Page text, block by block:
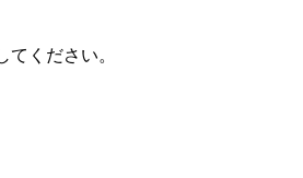
てください。